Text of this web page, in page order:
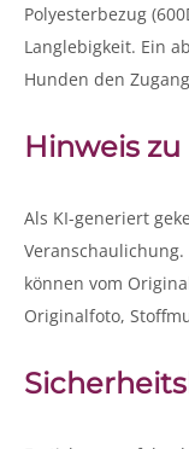
Polyesterbezug
Langlebigkeit. Ein
Hunden den
Hinweis
Als KI-generiert
können vom
Originalfoto,